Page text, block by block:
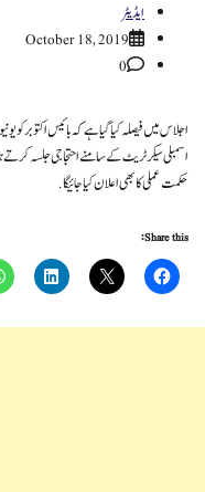
ایڈیٹر
October 18, 2019
0
اجلاس میں‌فیصلہ کیا گیا ہے کہ بائیس اکتوبر کو
اسمبلی سیکرٹریٹ کے سامنے احتجاجی جلسہ
حکمت عملی کا بھی اعلان کیا جائیگا.
Share this: